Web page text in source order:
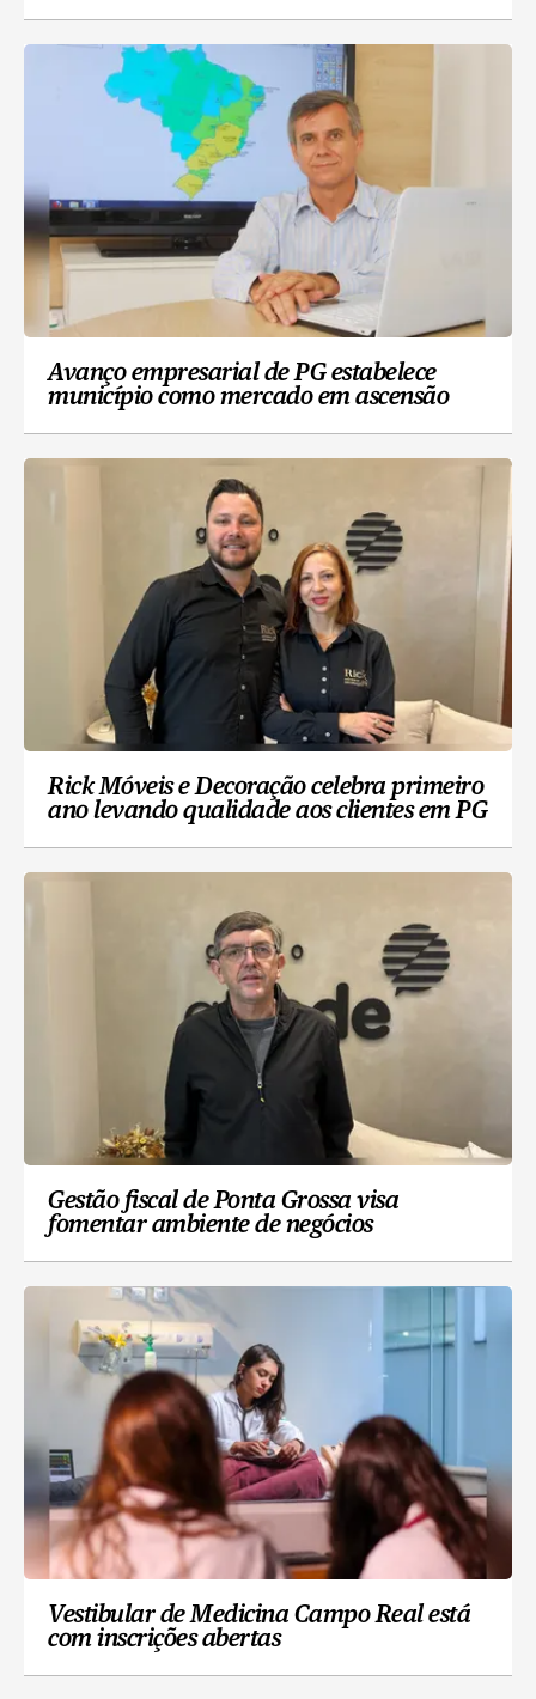
Avanço empresarial de PG estabelece
município como mercado em ascensão
Rick Móveis e Decoração celebra primeiro
ano levando qualidade aos clientes em PG
Gestão fiscal de Ponta Grossa visa
fomentar ambiente de negócios
Vestibular de Medicina Campo Real está
com inscrições abertas